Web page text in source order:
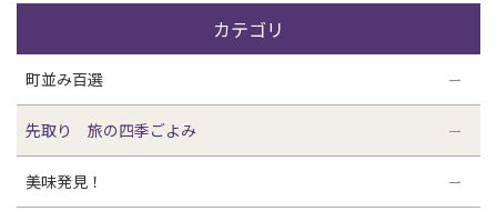
カテゴリ
町並み百選
先取り 旅の四季ごよみ
美味発見！